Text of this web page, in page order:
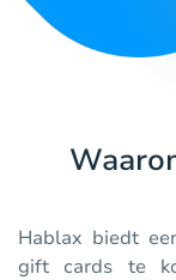
Hablax biedt
gift cards te